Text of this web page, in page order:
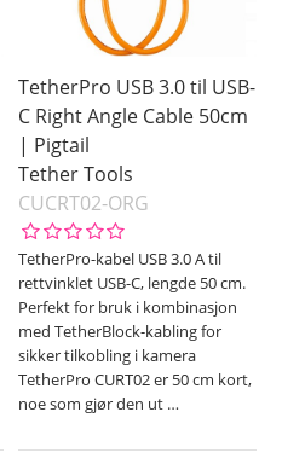
TetherPro USB 3.0 til USB-
C Right Angle Cable 50cm
| Pigtail
Tether Tools
CUCRT02-ORG
TetherPro-kabel USB 3.0 A til
rettvinklet USB-C, lengde 50 cm.
Perfekt for bruk i kombinasjon
med TetherBlock-kabling for
sikker tilkobling i kamera
TetherPro CURT02 er 50 cm kort,
noe som gjør den ut …